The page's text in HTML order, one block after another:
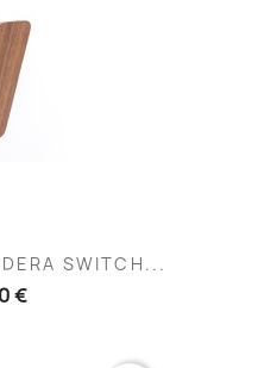
SWITCH...
€